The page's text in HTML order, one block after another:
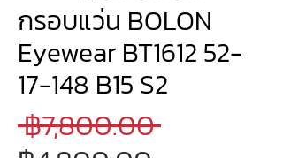
กรอบแว่น BOLON
Eyewear BT1612 52-
17-148 B15 S2
฿7,800.00 ราคา